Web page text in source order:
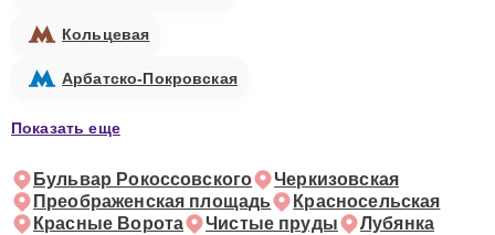
Кольцевая
Арбатско-Покровская
Показать еще
Бульвар Рокоссовского
Черкизовская
Преображенская площадь
Красносельская
Красные Ворота
Чистые пруды
Лубянка